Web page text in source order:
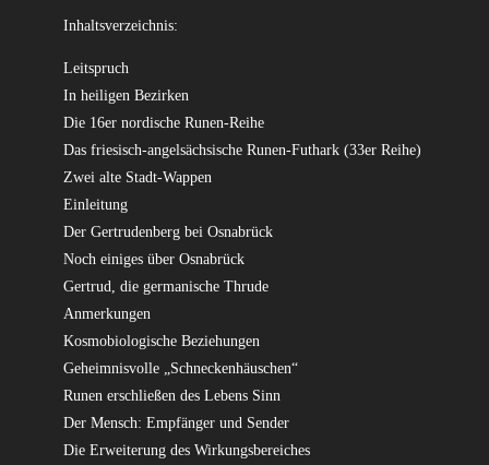
Inhaltsverzeichnis:
Leitspruch
In heiligen Bezirken
Die 16er nordische Runen-Reihe
Das friesisch-angelsächsische Runen-Futhark (33er Reihe)
Zwei alte Stadt-Wappen
Einleitung
Der Gertrudenberg bei Osnabrück
Noch einiges über Osnabrück
Gertrud, die germanische Thrude
Anmerkungen
Kosmobiologische Beziehungen
Geheimnisvolle „Schneckenhäuschen“
Runen erschließen des Lebens Sinn
Der Mensch: Empfänger und Sender
Die Erweiterung des Wirkungsbereiches